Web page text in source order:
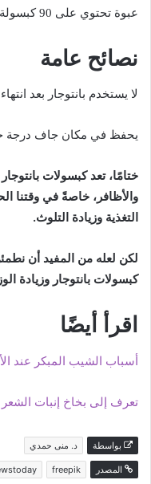
عبوة تحتوي على 90 كبسولة بسعر 331.25 ريالًا سعوديًا.
نصائح عامة
لا يستخدم بانتوجار بعد
يحفظ في مكان جاف درجة حرارته لا
ختامًا، تعد كبسولات
والأظافر، خاصةً في وقتنا
التغذية وزيادة التلوث.
لكن لعله من المفيد أن
كبسولات بانتوجار وزيادة
اقرأ أيضًا
أسباب الشيب المبكر عند
تعرف إلى بخاخ إنبات
بواسطة د. منى حمدي
المصدر freepik